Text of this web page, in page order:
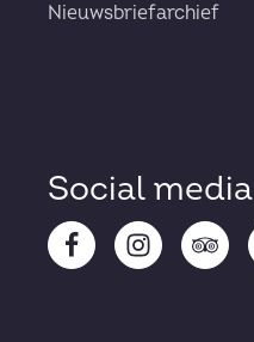
Nieuwsbriefarchief
Social media